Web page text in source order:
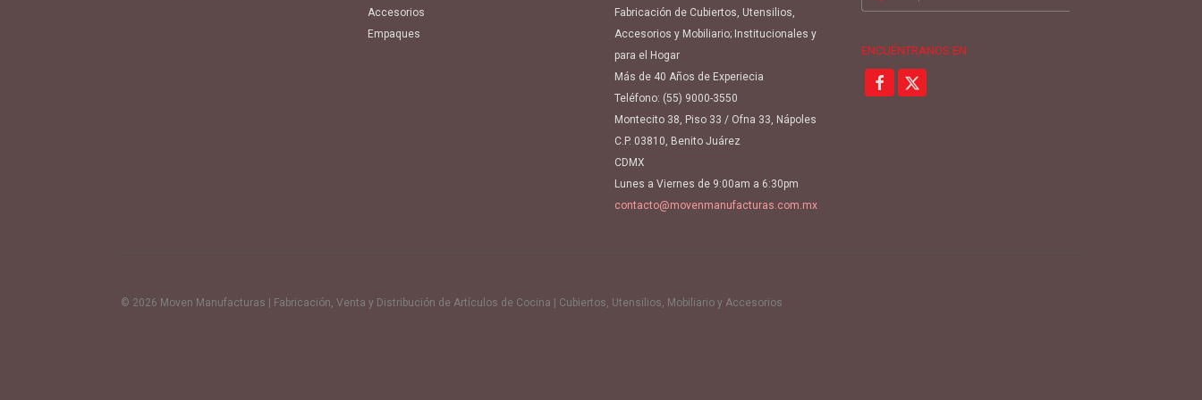
Accesorios
Empaques
Fabricación de Cubiertos, Utensilios,
Accesorios y Mobiliario; Institucionales y
para el Hogar
Más de 40 Años de Experiecia
Teléfono: (55) 9000-3550
Montecito 38, Piso 33 / Ofna 33, Nápoles
C.P. 03810, Benito Juárez
CDMX
Lunes a Viernes de 9:00am a 6:30pm
contacto@movenmanufacturas.com.mx
ENCUÉNTRANOS EN
© 2026 Moven Manufacturas | Fabricación, Venta y Distribución de Artículos de Cocina | Cubiertos, Utensilios, Mobiliario y Accesorios